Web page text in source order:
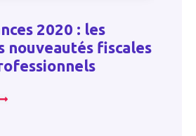
2020 : les
nouveautés fiscales